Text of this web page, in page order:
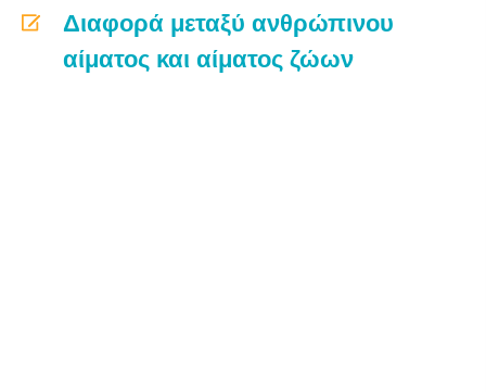
Διαφορά μεταξύ ανθρώπινου
αίματος και αίματος ζώων